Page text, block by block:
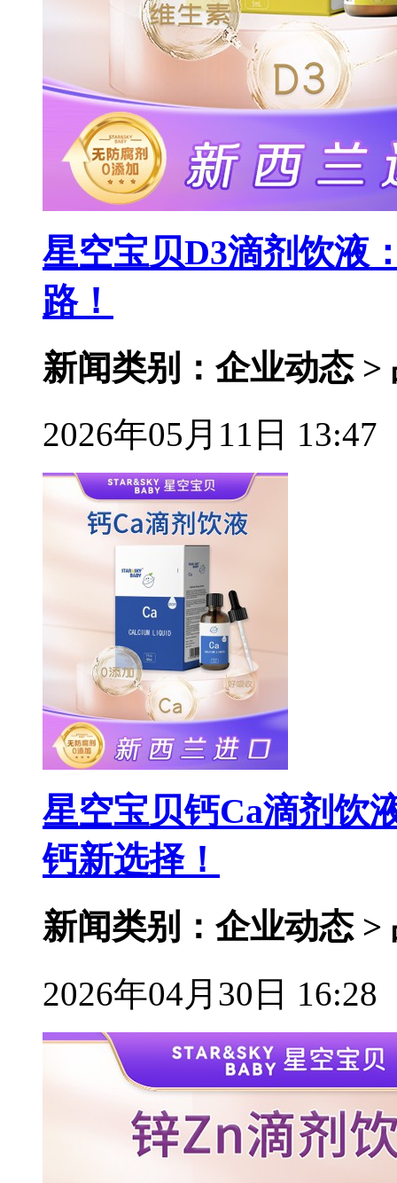
星空宝贝D3滴剂饮液
路！
新闻类别：企业动态 >
2026年05月11日 13:47
星空宝贝钙Ca滴剂
钙新选择！
新闻类别：企业动态 >
2026年04月30日 16:28